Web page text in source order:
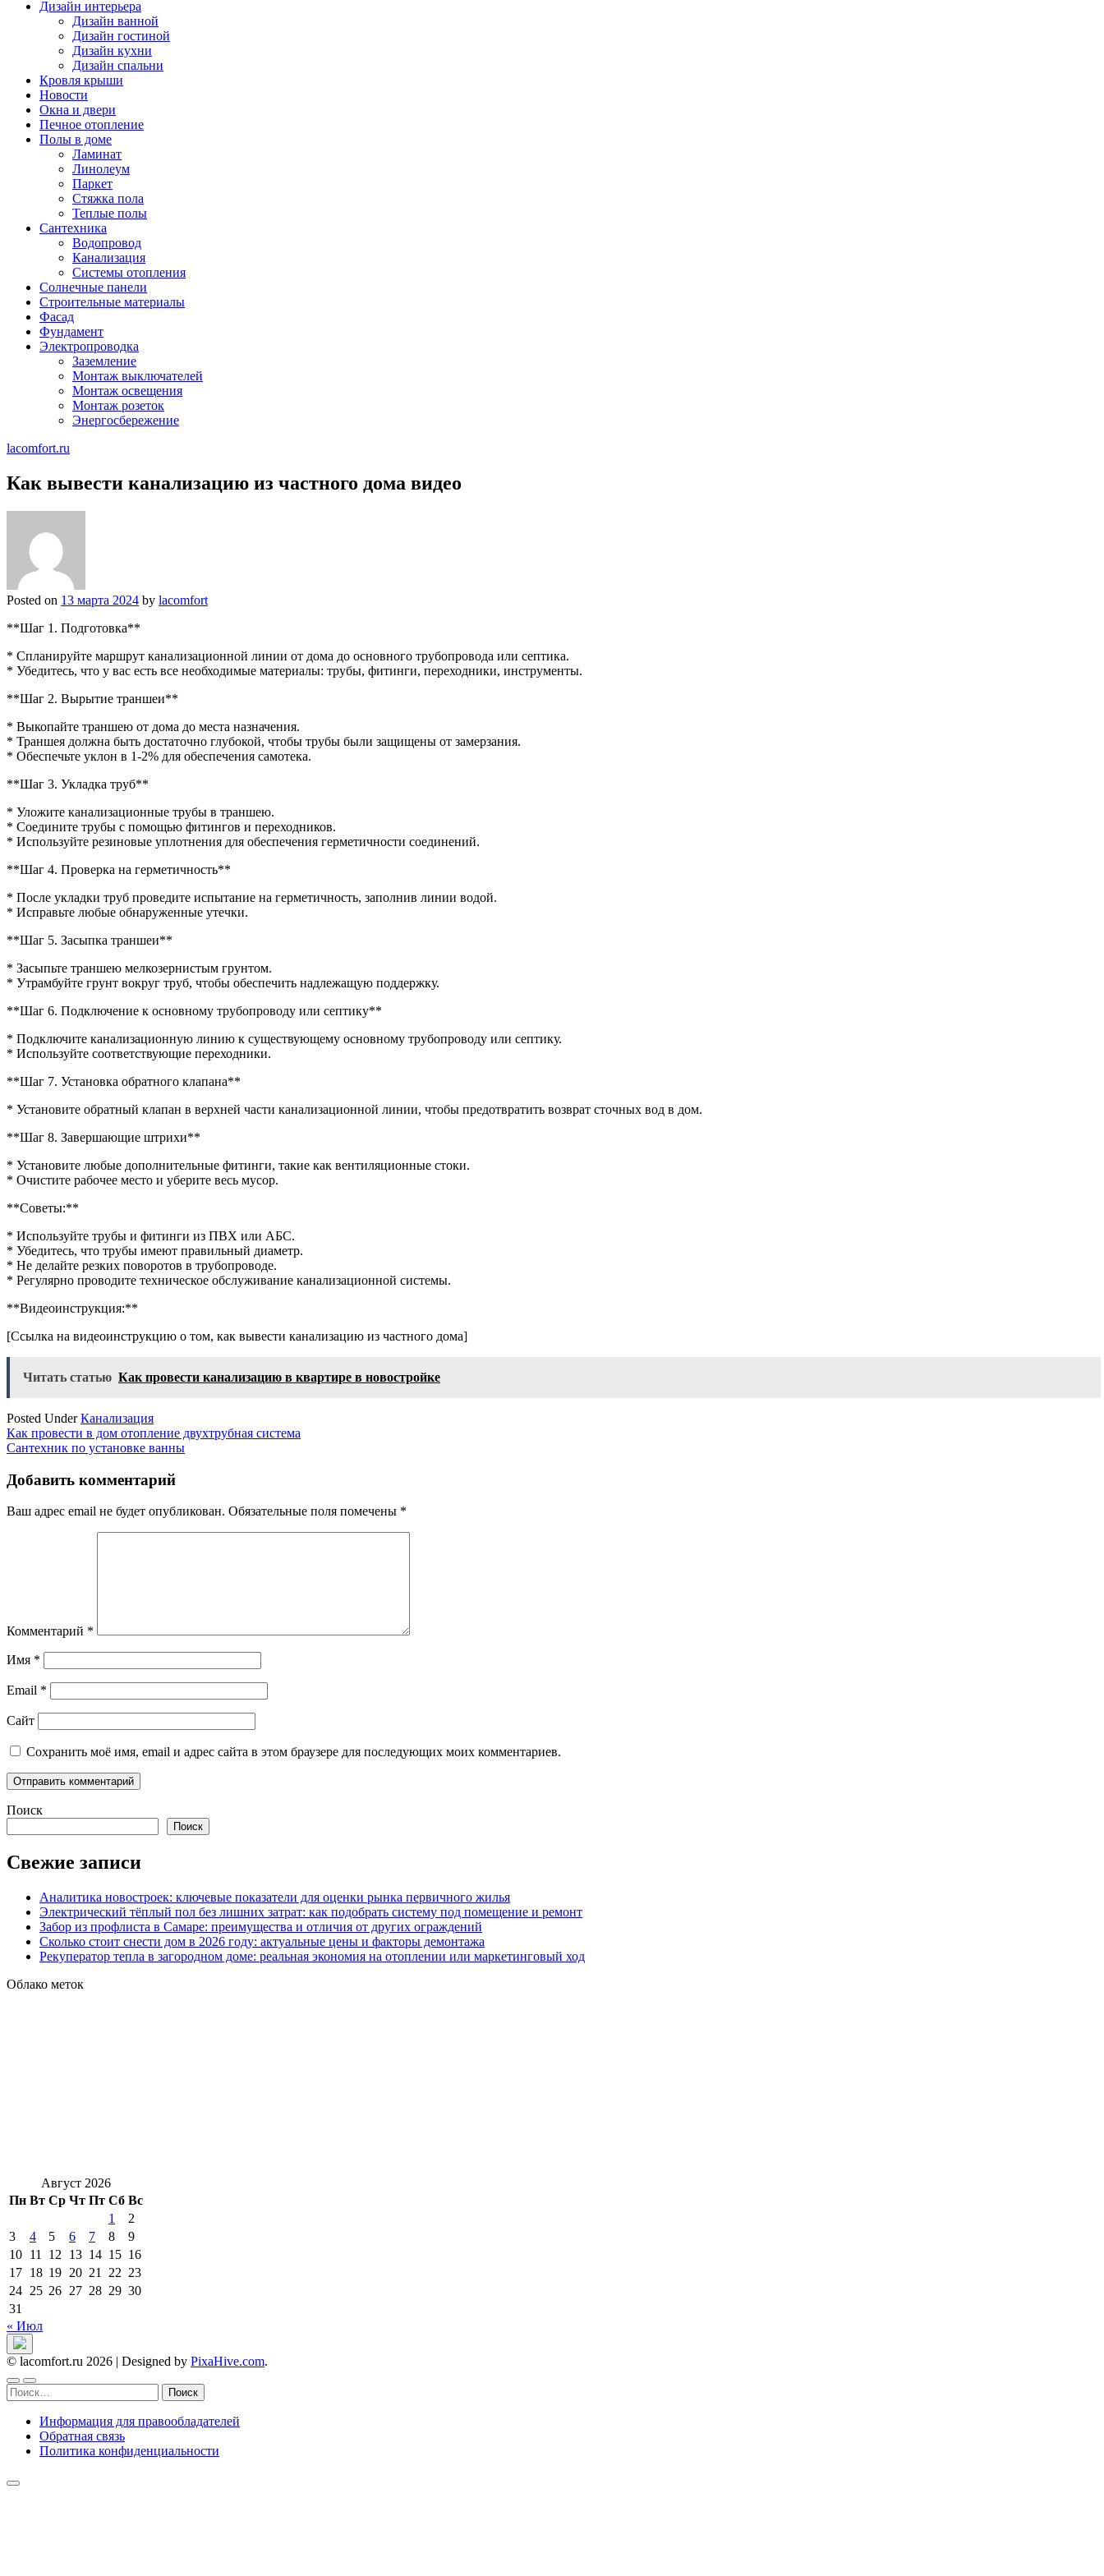
Дизайн интерьера
Дизайн ванной
Дизайн гостиной
Дизайн кухни
Дизайн спальни
Кровля крыши
Новости
Окна и двери
Печное отопление
Полы в доме
Ламинат
Линолеум
Паркет
Стяжка пола
Теплые полы
Сантехника
Водопровод
Канализация
Системы отопления
Солнечные панели
Строительные материалы
Фасад
Фундамент
Электропроводка
Заземление
Монтаж выключателей
Монтаж освещения
Монтаж розеток
Энергосбережение
lacomfort.ru
Как вывести канализацию из частного дома видео
Posted on 13 марта 2024 by lacomfort
**Шаг 1. Подготовка**
* Спланируйте маршрут канализационной линии от дома до основного трубопровода или септика.
* Убедитесь, что у вас есть все необходимые материалы: трубы, фитинги, переходники, инструменты.
**Шаг 2. Вырытие траншеи**
* Выкопайте траншею от дома до места назначения.
* Траншея должна быть достаточно глубокой, чтобы трубы были защищены от замерзания.
* Обеспечьте уклон в 1-2% для обеспечения самотека.
**Шаг 3. Укладка труб**
* Уложите канализационные трубы в траншею.
* Соедините трубы с помощью фитингов и переходников.
* Используйте резиновые уплотнения для обеспечения герметичности соединений.
**Шаг 4. Проверка на герметичность**
* После укладки труб проведите испытание на герметичность, заполнив линии водой.
* Исправьте любые обнаруженные утечки.
**Шаг 5. Засыпка траншеи**
* Засыпьте траншею мелкозернистым грунтом.
* Утрамбуйте грунт вокруг труб, чтобы обеспечить надлежащую поддержку.
**Шаг 6. Подключение к основному трубопроводу или септику**
* Подключите канализационную линию к существующему основному трубопроводу или септику.
* Используйте соответствующие переходники.
**Шаг 7. Установка обратного клапана**
* Установите обратный клапан в верхней части канализационной линии, чтобы предотвратить возврат сточных вод в дом.
**Шаг 8. Завершающие штрихи**
* Установите любые дополнительные фитинги, такие как вентиляционные стоки.
* Очистите рабочее место и уберите весь мусор.
**Советы:**
* Используйте трубы и фитинги из ПВХ или АБС.
* Убедитесь, что трубы имеют правильный диаметр.
* Не делайте резких поворотов в трубопроводе.
* Регулярно проводите техническое обслуживание канализационной системы.
**Видеоинструкция:**
[Ссылка на видеоинструкцию о том, как вывести канализацию из частного дома]
Читать статью Как провести канализацию в квартире в новостройке
Posted UnderКанализация
Навигация
по
записям
Как провести в дом отопление двухтрубная система
Сантехник по установке ванны
Добавить комментарий
Ваш адрес email не будет опубликован. Обязательные поля помечены *
Комментарий *
Имя *
Email *
Сайт
Сохранить моё имя, email и адрес сайта в этом браузере для последующих моих комментариев.
Поиск
Поиск
Свежие записи
Аналитика новостроек: ключевые показатели для оценки рынка первичного жилья
Электрический тёплый пол без лишних затрат: как подобрать систему под помещение и ремонт
Забор из профлиста в Самаре: преимущества и отличия от других ограждений
Сколько стоит снести дом в 2026 году: актуальные цены и факторы демонтажа
Рекуператор тепла в загородном доме: реальная экономия на отоплении или маркетинговый ход
Облако меток
Август 2026
Пн Вт Ср Чт Пт Сб Вс
1
2
3
4 5 6 7 8
9
10 11 12 13 14 15 16
17 18 19 20 21 22 23
24 25 26 27 28 29 30
31
« Июл
© lacomfort.ru 2026 | Designed by PixaHive.com.
Найти:
Информация для правообладателей
Обратная связь
Политика конфиденциальности